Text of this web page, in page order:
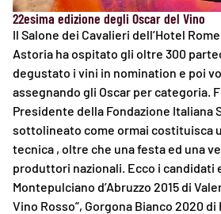
22esima edizione degli Oscar del Vino
Il Salone dei Cavalieri dell’Hotel
Astoria ha ospitato gli oltre 300
degustato i vini in nomination e poi
assegnando gli Oscar per categoria.
Presidente della Fondazione Italiana
sottolineato come ormai costituisca
tecnica , oltre che una festa ed una
produttori nazionali. Ecco i candidati
Montepulciano d’Abruzzo 2015 di
Vino Rosso”, Gorgona Bianco 2020